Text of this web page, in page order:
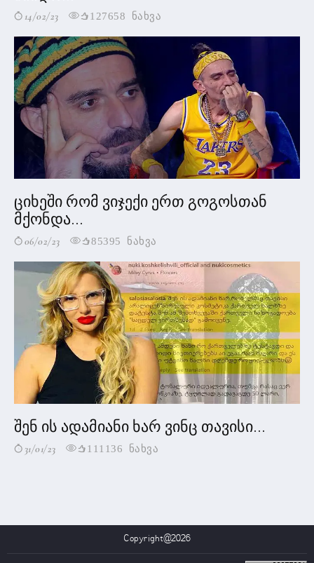
14/02/23 127658 ნახვა
ციხეში რომ ვიჯექი ერთ გოგოსთან
მქონდა...
06/02/23 85395 ნახვა
შენ ის ადამიანი ხარ ვინც თავისი...
31/01/23 111136 ნახვა
Copyright@2026